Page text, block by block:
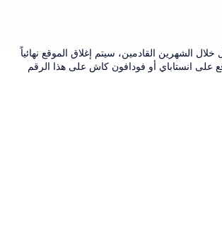
الشهرين القادمين، سيتم إغلاق الموقع نهائياً
على انستاباي أو فودافون كاش على هذا الرقم